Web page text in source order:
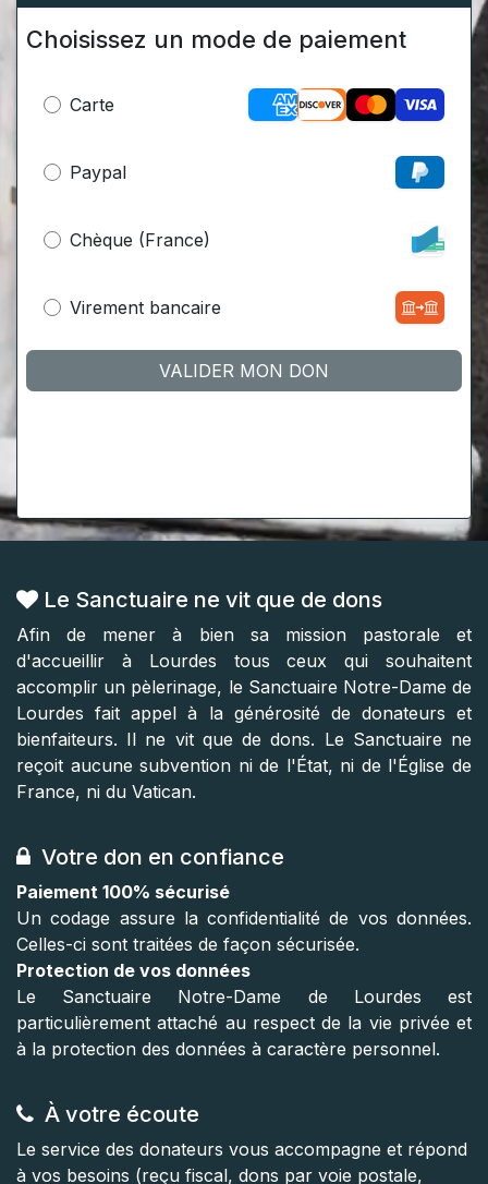
Choisissez un mode de paiement
Carte
Paypal
Chèque (France)
Virement bancaire
VALIDER MON DON
Le Sanctuaire ne vit que de dons
Afin de mener à bien sa mission pastorale et
d'accueillir à Lourdes tous ceux qui souhaitent
accomplir un pèlerinage, le Sanctuaire Notre-Dame de
Lourdes fait appel à la générosité de donateurs et
bienfaiteurs. Il ne vit que de dons. Le Sanctuaire ne
reçoit aucune subvention ni de l'État, ni de l'Église de
France, ni du Vatican.
À votre écoute
Le service des donateurs vous accompagne et répond
à vos besoins (reçu fiscal, dons par voie postale,
Votre don en confiance
Paiement 100% sécurisé
Un codage assure la confidentialité de vos données.
Celles-ci sont traitées de façon sécurisée.
Protection de vos données
Le Sanctuaire Notre-Dame de Lourdes est
particulièrement attaché au respect de la vie privée et
à la protection des données à caractère personnel.